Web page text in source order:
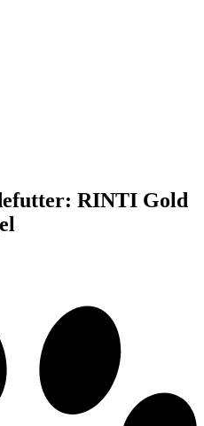
RINTI Gold